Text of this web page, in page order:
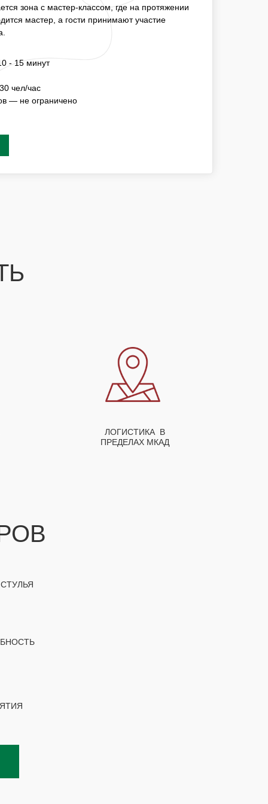
ПРОТЯЖЕНИИ НЕОБХОДИМОГО ВРЕМЕНИ
ПРИНИМАЮТ УЧАСТИЕ ПОСТОЯННО
МК
5 ЧЕЛ/ЧАС
— НЕ ОГРАНИЧЕНО
- 15 минут
чел/час
— не ограничено
зона с мастер-классом, где на протяжении
мастер, а гости принимают участие
ЛОГИСТИКА В
ПРЕДЕЛАХ МКАД